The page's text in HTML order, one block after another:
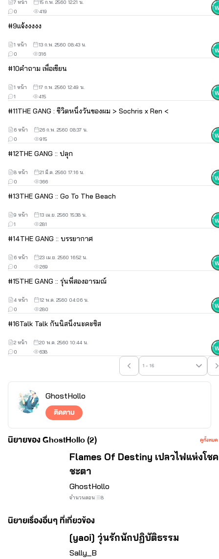
419
0
7 หน้า 15 ก.พ. 2560 12:21 น.
#9แจ้งงงงง
316
0
1 หน้า 13 ก.พ. 2560 08:43 น.
#10คำถาม เพื่อเขียน
415
1
1 หน้า 17 ก.พ. 2560 12:49 น.
#11THE GANG : ชีวิตหนึ่งวันของผม > Sochris x Ren <
915
0
6 หน้า 26 ก.พ. 2560 08:37 น.
#12THE GANG :: ปลุก
366
0
8 หน้า 21 มี.ค. 2560 17:16 น.
#13THE GANG :: Go To The Beach
281
1
9 หน้า 13 เม.ย. 2560 15:38 น.
#14THE GANG :: บรรยากาศ
269
0
6 หน้า 23 เม.ย. 2560 16:52 น.
#15้THE GANG :: รุ่นพี่สองอารมณ์
280
0
4 หน้า 12 พ.ค. 2560 04:06 น.
#16Talk Talk กันนิสนึงนะคะซิส
638
0
2 หน้า 20 พ.ค. 2560 10:44 น.
1 - 16
GhostHollo
ติดตาม
นิยายของ GhostHollo (2) ดูทั้งหมด
Flames Of Destiny เปลวไฟแห่งโชค
ชะตา
GhostHollo
จำนวนตอน 8
นิยายเรื่องอื่นๆ ที่เกี่ยวข้อง
[yaoi] วุ่นรักนักปฏิบัติธรรม
Sally_B